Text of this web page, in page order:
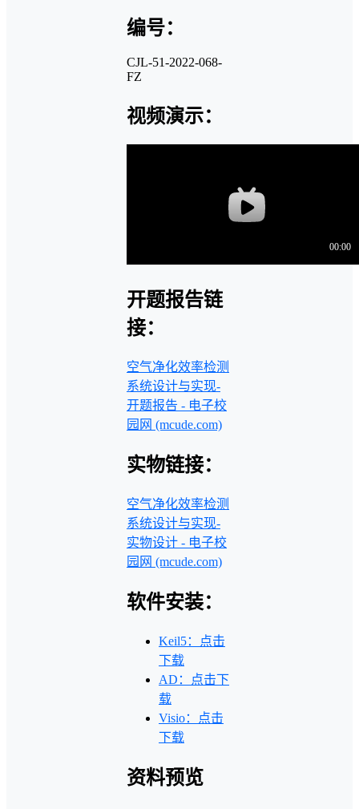
编号：
CJL-51-2022-068-
FZ
视频演示：
开题报告链
接：
空气净化效率检测
系统设计与实现-
开题报告 - 电子校
园网 (mcude.com)
实物链接：
空气净化效率检测
系统设计与实现-
实物设计 - 电子校
园网 (mcude.com)
软件安装：
Keil5：点击
下载
AD：点击下
载
Visio：点击
下载
资料预览